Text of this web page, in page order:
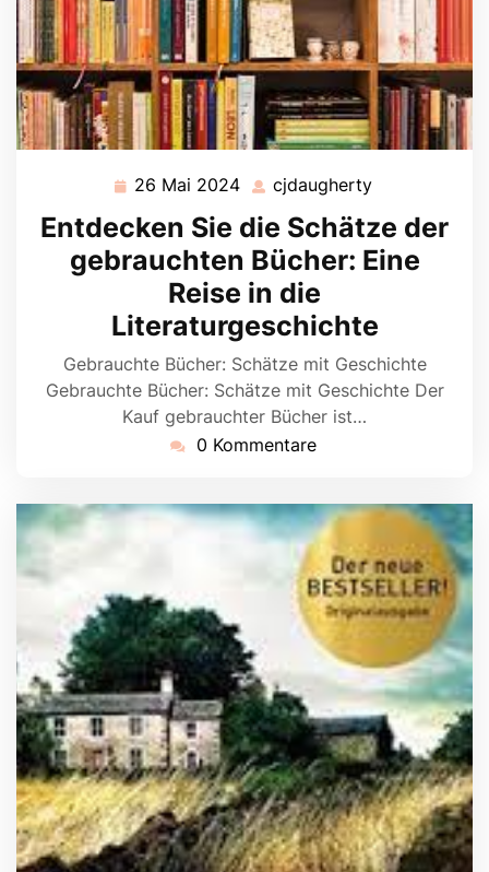
26 Mai 2024 26
Mai
2024
cjdaugherty
Entdecken Sie die Schätze der
gebrauchten Bücher: Eine
Reise in die
Literaturgeschichte
Gebrauchte Bücher: Schätze mit Geschichte
Gebrauchte Bücher: Schätze mit Geschichte Der
Kauf gebrauchter Bücher ist…
0 Kommentare